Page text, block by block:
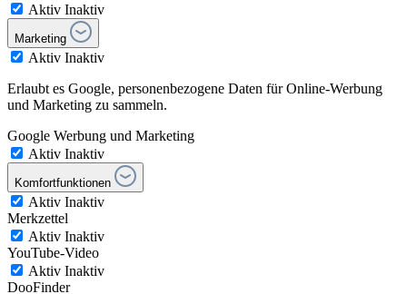
Aktiv Inaktiv
Marketing
Aktiv Inaktiv
Erlaubt es Google, personenbezogene Daten für Online-Werbung
und Marketing zu sammeln.
Google Werbung und Marketing
Aktiv Inaktiv
Komfortfunktionen
Aktiv Inaktiv
Merkzettel
Aktiv Inaktiv
YouTube-Video
Aktiv Inaktiv
DooFinder